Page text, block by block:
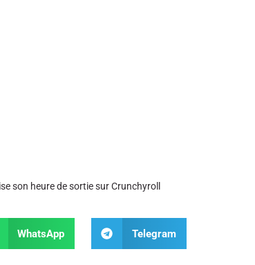
son heure de sortie sur Crunchyroll
WhatsApp Telegram